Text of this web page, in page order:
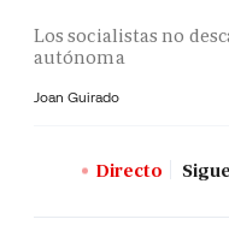
Los socialistas no
autónoma
Joan Guirado
Directo